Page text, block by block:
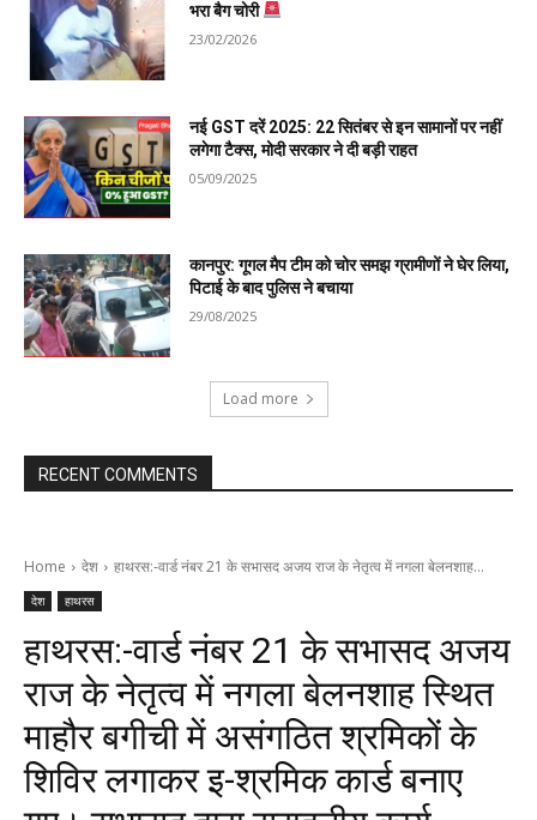
भरा बैग चोरी
23/02/2026
नई GST दरें 2025: 22 सितंबर से इन सामानों पर नहीं
लगेगा टैक्स, मोदी सरकार ने दी बड़ी राहत
05/09/2025
कानपुर: गूगल मैप टीम को चोर समझ ग्रामीणों ने घेर लिया,
पिटाई के बाद पुलिस ने बचाया
29/08/2025
Load more
RECENT COMMENTS